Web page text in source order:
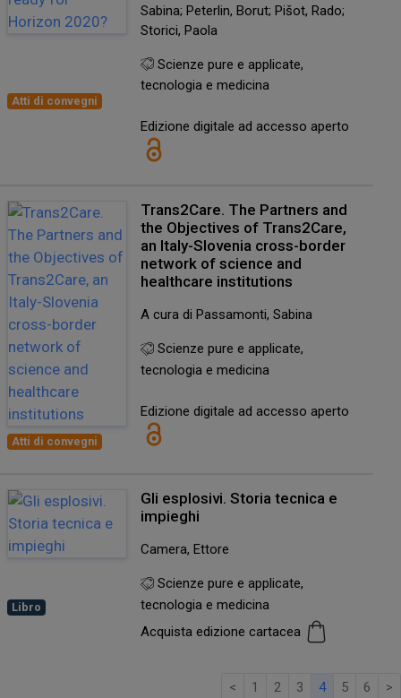
Atti di convegni
Sabina; Peterlin, Borut; Pišot, Rado;
Storici, Paola
Scienze pure e applicate,
tecnologia e medicina
Edizione digitale ad accesso aperto
Atti di convegni
Trans2Care. The Partners and
the Objectives of Trans2Care,
an Italy-Slovenia cross-border
network of science and
healthcare institutions
A cura di Passamonti, Sabina
Scienze pure e applicate,
tecnologia e medicina
Edizione digitale ad accesso aperto
Libro
Gli esplosivi. Storia tecnica e
impieghi
Camera, Ettore
Scienze pure e applicate,
tecnologia e medicina
Acquista edizione cartacea
< 1 2 3 4 5 6 >